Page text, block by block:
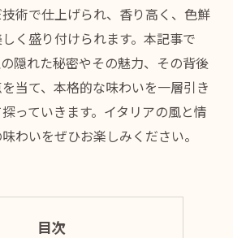
術で仕上げられ、香り高く、色鮮
く盛り付けられます。本記事で
隠れた秘密やその魅力、その背後
当て、本格的な味わいを一層引き
っていきます。イタリアの風と情
わいをぜひお楽しみください。
目次